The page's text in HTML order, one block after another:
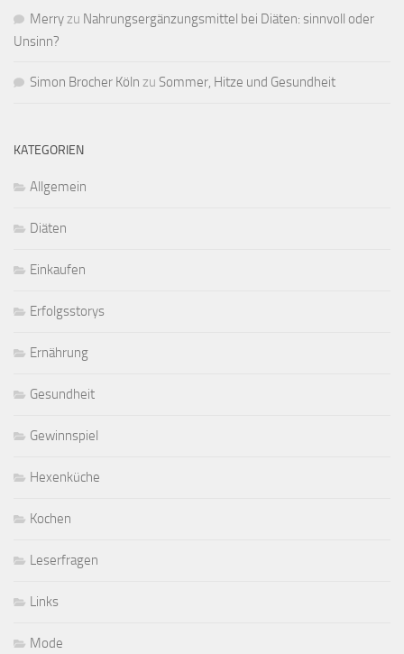
Merryzu Nahrungsergänzungsmittel bei Diäten: sinnvoll oder
Unsinn?
Simon Brocher Köln zu Sommer, Hitze und Gesundheit
KATEGORIEN
Allgemein
Diäten
Einkaufen
Erfolgsstorys
Ernährung
Gesundheit
Gewinnspiel
Hexenküche
Kochen
Leserfragen
Links
Mode